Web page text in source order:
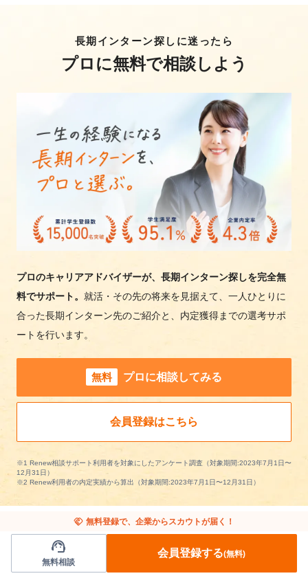
長期インターン探しに迷ったら
プロに無料で相談しよう
プロのキャリアアドバイザーが、長期インターン探しを完全無
料でサポート。 就活・その先の将来を見据えて、一人ひとりに
合った長期インターン先のご紹介と、内定獲得までの選考サポ
ートを行います。
無料 プロに相談してみる
会員登録はこちら
※1 Renew相談サポート利用者を対象にしたアンケート調査（対象期間:2023年7月1日〜
12月31日）
※2 Renew利用者の内定実績から算出（対象期間:2023年7月1日〜12月31日）
アパレル/ファッションの長期インターンを条
handshake 無料登録で、企業からスカウトが届く！
support_agent
無料相談
会員登録する(無料)